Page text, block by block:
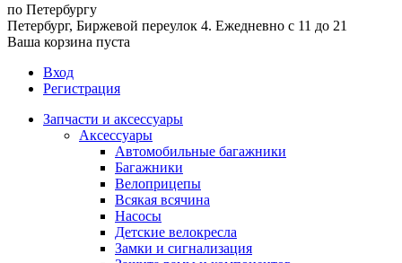
по Петербургу
Петербург, Биржевой переулок 4. Ежедневно с 11 до 21
Ваша корзина пуста
Вход
Регистрация
Запчасти и аксессуары
Аксессуары
Автомобильные багажники
Багажники
Велоприцепы
Всякая всячина
Насосы
Детские велокресла
Замки и сигнализация